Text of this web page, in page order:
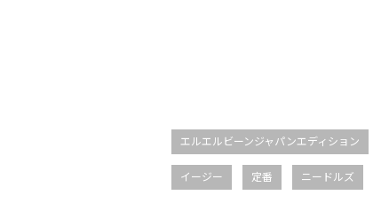
エルエルビーンジャパンエディション
イージー 定番 ニードルズ